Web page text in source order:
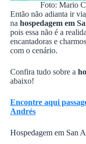
Foto: Mario
Então não adianta ir
na hospedagem em
pois essa não é a
encantadoras e
com o cenário.
Confira tudo sobre a
abaixo!
Encontre aqui
Andrés
Hospedagem em San